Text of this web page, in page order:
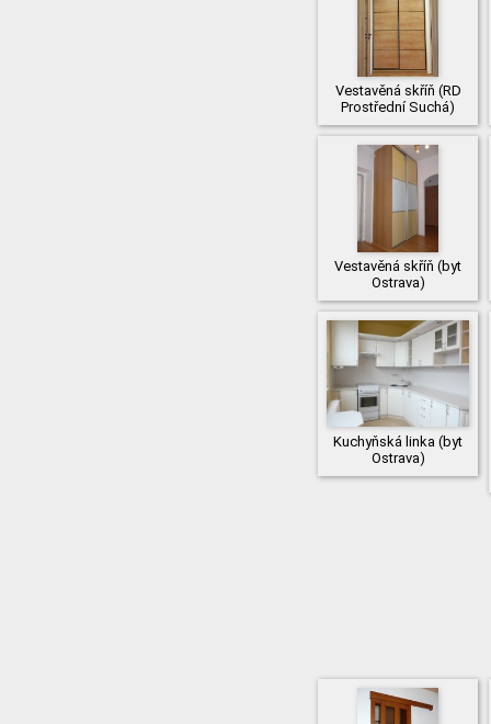
Vestavěná skříň (RD
Prostřední Suchá)
Vestavěná skříň (byt
Ostrava)
Kuchyňská linka (byt
Ostrava)